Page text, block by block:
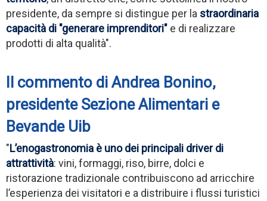
presidente, da sempre si distingue per la straordinaria
capacità di "generare imprenditori" e di realizzare
prodotti di alta qualità".
Il commento di Andrea Bonino,
presidente Sezione Alimentari e
Bevande Uib
"L’enogastronomia è uno dei principali driver di
attrattività: vini, formaggi, riso, birre, dolci e
ristorazione tradizionale contribuiscono ad arricchire
l’esperienza dei visitatori e a distribuire i flussi turistici